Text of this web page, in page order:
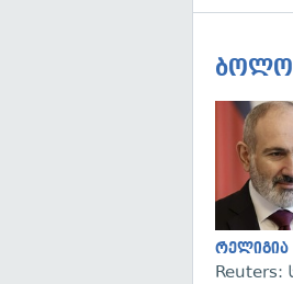
ბოლო
რელიგია
Reuters: